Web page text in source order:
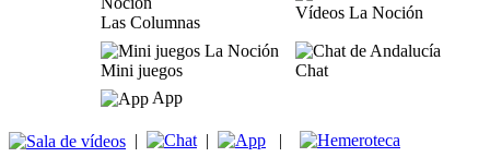
Las Columnas
Vídeos La Noción
Mini juegos
Chat
App
| | |